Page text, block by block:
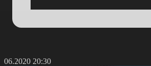
20:30